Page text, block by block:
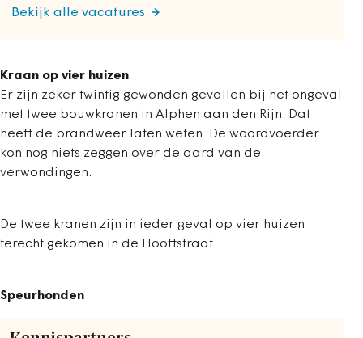
Bekijk alle vacatures
Kraan op vier huizen
Er zijn zeker twintig gewonden gevallen bij het ongeval
met twee bouwkranen in Alphen aan den Rijn. Dat
heeft de brandweer laten weten. De woordvoerder
kon nog niets zeggen over de aard van de
verwondingen.
De twee kranen zijn in ieder geval op vier huizen
terecht gekomen in de Hooftstraat.
Speurhonden